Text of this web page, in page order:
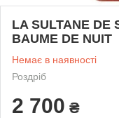
LA SULTANE DE
BAUME DE NUIT
Немає в наявності
Роздріб
2 700 ₴